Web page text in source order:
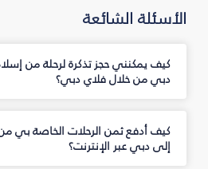
الأسئلة الشائعة
كيف يمكنني حجز تذكرة لرحلة من
دبي من خلال فلاي دبي؟
كيف أدفع ثمن الرحلات الخاصة بي
إلى دبي عبر الإنترنت؟